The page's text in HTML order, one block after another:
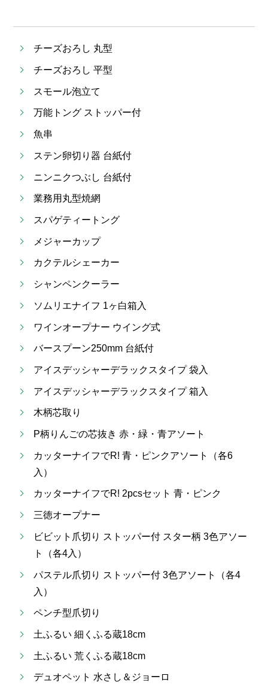
チーズおろし 丸型
チーズおろし 平型
スモール泡立て
万能トング ストッパー付
魚串
ステン卵切り器 台紙付
ニンニクつぶし 台紙付
業務用丸型焼網
スパゲティートング
メジャーカップ
カクテルシェーカー
シャンペンクーラー
ソムリエナイフ 1ヶ白箱入
ワインオープナー ウイング式
バースプーン250mm 台紙付
アイスデッシャーデラックスタイプ 袋入
アイスデッシャーデラックスタイプ 箱入
木柄芯取り
P柄りんごの芯抜き 赤・緑・青アソート
カッターナイフでR! 青・ピンクアソート（各6
入）
カッターナイフでR! 2pcsセット 青・ピンク
三徳オープナー
ビビット爪切り ストッパー付 スター柄 3色アソー
ト（各4入）
パステル爪切り ストッパー付 3色アソート（各4
入）
ペンチ型爪切り
土ふるい 細くふる蔵18cm
土ふるい 荒くふる蔵18cm
デュオペット 水さし＆ジョーロ